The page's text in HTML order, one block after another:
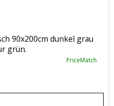
90x200cm dunkel grau
grün.
PriceMatch